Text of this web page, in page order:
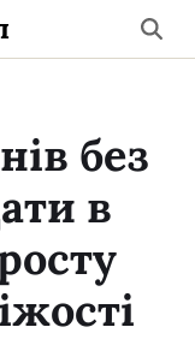
без
в